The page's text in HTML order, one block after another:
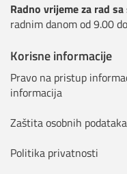
Radno vrijeme za rad
radnim danom od 9.00
Korisne informacije
Pravo na pristup
informacija
Zaštita osobnih podataka
Politika privatnosti